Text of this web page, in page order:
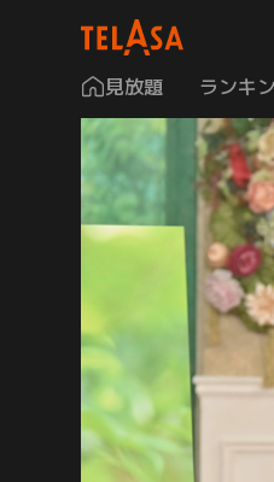
見放題 ランキ